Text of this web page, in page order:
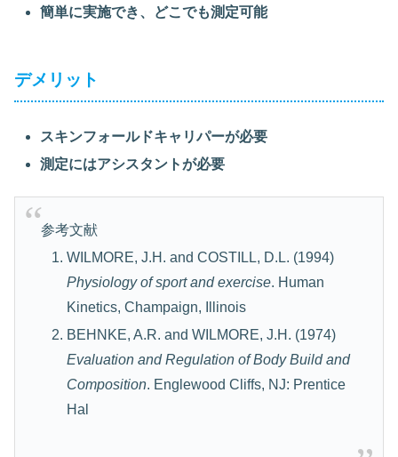
簡単に実施でき、どこでも測定可能
デメリット
スキンフォールドキャリパーが必要
測定にはアシスタントが必要
参考文献
WILMORE, J.H. and COSTILL, D.L. (1994)
Physiology of sport and exercise. Human
Kinetics, Champaign, Illinois
BEHNKE, A.R. and WILMORE, J.H. (1974)
Evaluation and Regulation of Body Build and
Composition. Englewood Cliffs, NJ: Prentice
Hal